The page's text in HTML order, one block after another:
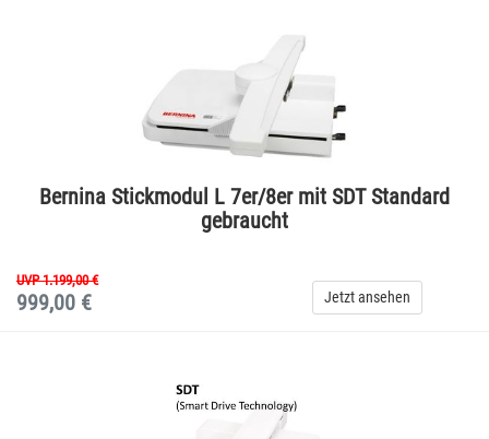
Bernina Stickmodul L 7er/8er mit SDT Standard
gebraucht
UVP 1.199,00 €
999,00 € Jetzt ansehen